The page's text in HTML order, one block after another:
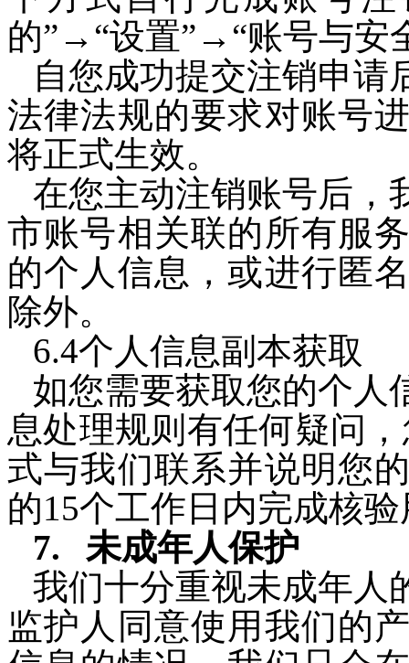
的”→“设置”→“账号与安
自您成功提交注销申请
法律法规的要求对账号
将正式生效。
在您主动注销账号后，
市账号相关联的所有服
的个人信息，或进行匿
除外。
6.4个人信息副本获取
如您需要获取您的个人
息处理规则有任何疑问
式与我们联系并说明您
的15个工作日内完成核
未成年人保护
我们十分重视未成年人
监护人同意使用我们的